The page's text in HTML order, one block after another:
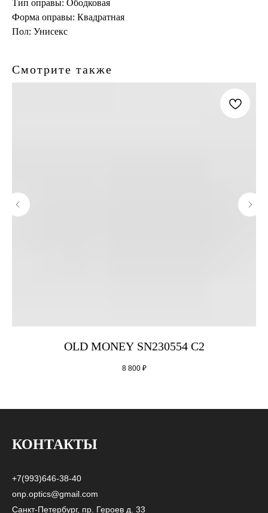
Тип оправы: Ободковая
Форма оправы: Квадратная
Пол: Унисекс
Смотрите также
OLD MONEY SN230554 C2
8 800 ₽
КОНТАКТЫ
+7(993)646-38-40
onp.optics@gmail.com
Санкт-Петербург, пр. Героев д. 33